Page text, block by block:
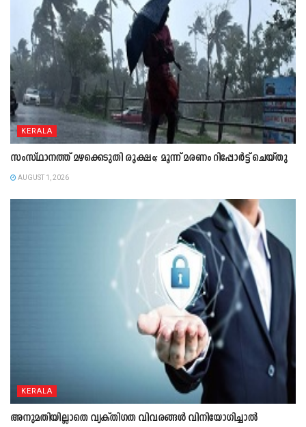
KERALA
സംസ്ഥാനത്ത് മഴക്കെടുതി രൂക്ഷം; മൂന്ന് മരണം റിപ്പോർട്ട് ചെയ്തു
AUGUST 1, 2026
KERALA
അനുമതിയില്ലാതെ വ്യക്തിഗത വിവരങ്ങൾ വിനിയോഗിച്ചാൽ